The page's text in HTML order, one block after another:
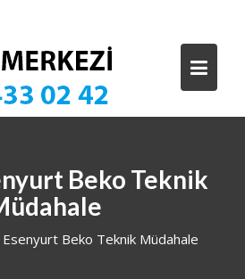
Beko Teknik
Esenyurt Beko Teknik Müdahale